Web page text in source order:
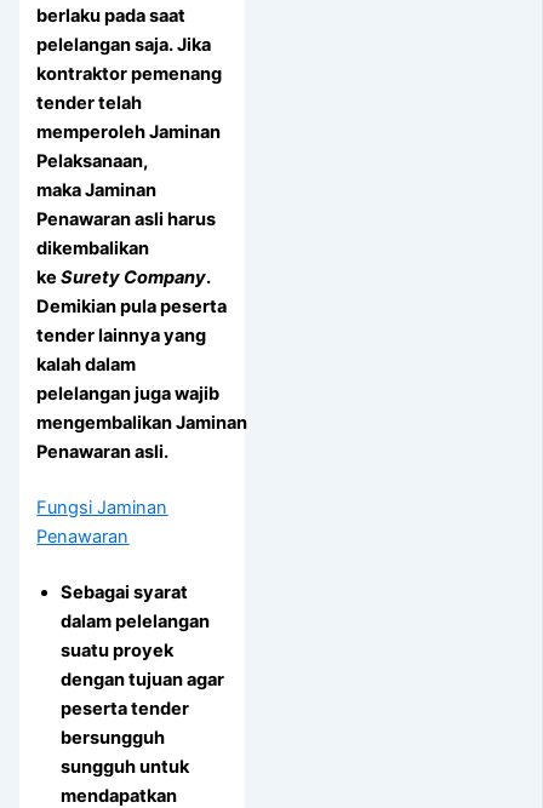
berlaku pada saat
pelelangan saja. Jika
kontraktor pemenang
tender telah
memperoleh Jaminan
Pelaksanaan,
maka Jaminan
Penawaran asli harus
dikembalikan
keSurety Company.
Demikian pula peserta
tender lainnya yang
kalah dalam
pelelangan juga wajib
mengembalikan Jaminan
Penawaran asli.
Fungsi Jaminan
Penawaran
Sebagai syarat
dalam pelelangan
suatu proyek
dengan tujuan agar
peserta tender
bersungguh
sungguh untuk
mendapatkan